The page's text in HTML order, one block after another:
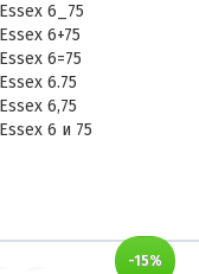
6_75
6+75
6=75
6.75
6,75
6 и 75
-15%